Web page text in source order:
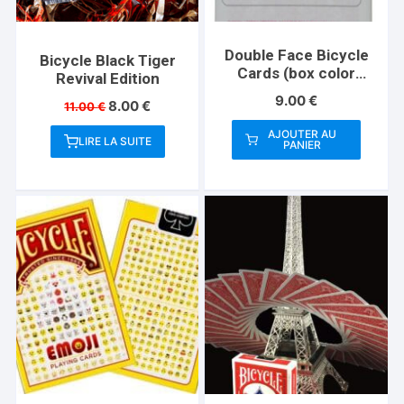
Bicycle Black Tiger
Revival Edition
11.00€Le
prix
initial
était :
8.00€Le
prix
actuel
est :
LIRE LA SUITE
Double Face Bicycle
Cards (box color
9.00€
AJOUTER AU
PANIER